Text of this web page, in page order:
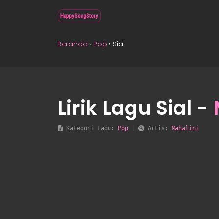
Beranda › Pop › Sial
Lirik Lagu Sial -
Kategori Lagu: Pop Artis: Mahalini